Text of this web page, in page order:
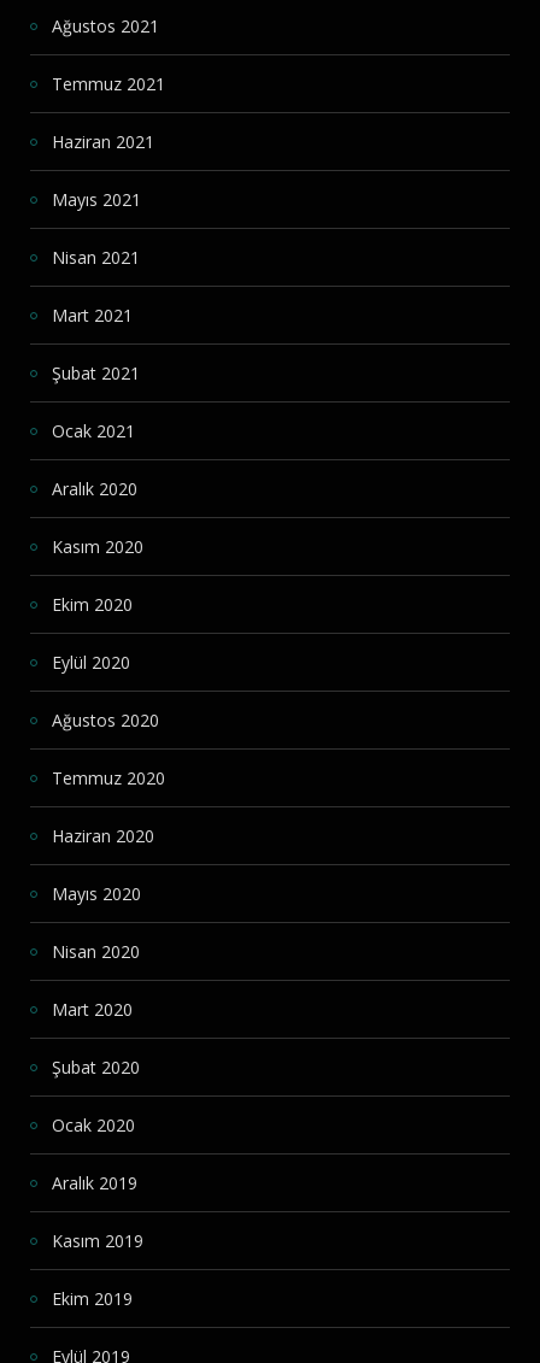
Ağustos 2021
Temmuz 2021
Haziran 2021
Mayıs 2021
Nisan 2021
Mart 2021
Şubat 2021
Ocak 2021
Aralık 2020
Kasım 2020
Ekim 2020
Eylül 2020
Ağustos 2020
Temmuz 2020
Haziran 2020
Mayıs 2020
Nisan 2020
Mart 2020
Şubat 2020
Ocak 2020
Aralık 2019
Kasım 2019
Ekim 2019
Eylül 2019